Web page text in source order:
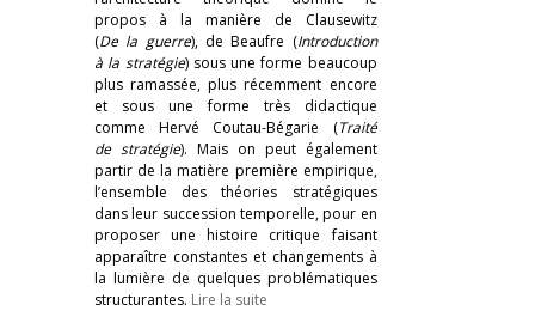
propos à la manière de Clausewitz
(De la guerre), de Beaufre (Introduction
à la stratégie) sous une forme beaucoup
plus ramassée, plus récemment encore
et sous une forme très didactique
comme Hervé Coutau-Bégarie (Traité
de stratégie). Mais on peut également
partir de la matière première empirique,
l’ensemble des théories stratégiques
dans leur succession temporelle, pour en
proposer une histoire critique faisant
apparaître constantes et changements à
la lumière de quelques problématiques
structurantes. Lire la suite